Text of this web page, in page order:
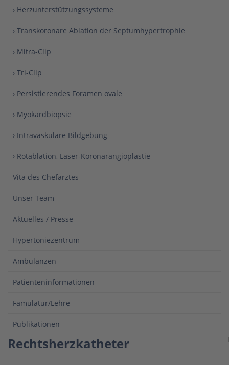
› Herzunterstützungssysteme
› Transkoronare Ablation der Septumhypertrophie
› Mitra-Clip
› Tri-Clip
› Persistierendes Foramen ovale
› Myokardbiopsie
› Intravaskuläre Bildgebung
› Rotablation, Laser-Koronarangioplastie
Vita des Chefarztes
Unser Team
Aktuelles / Presse
Hypertoniezentrum
Ambulanzen
Patienteninformationen
Famulatur/Lehre
Publikationen
Rechtsherzkatheter